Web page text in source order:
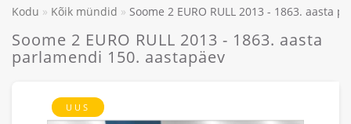
Kodu Kõik mündid Soome 2 EURO RULL 2013 - 1863. aasta
Soome 2 EURO RULL 2013 - 1863. aasta
parlamendi 150. aastapäev
UUS